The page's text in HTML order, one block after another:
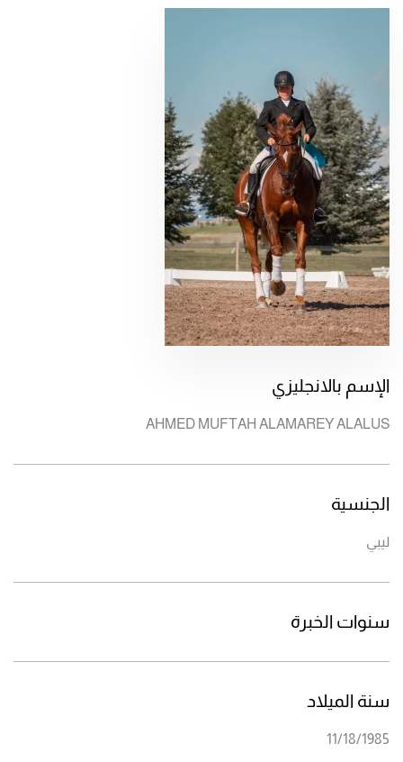
الإسم بالانجليزي
AHMED MUFTAH ALAMAREY ALALUS
الجنسية
ليبي
سنوات الخبرة
سنة الميلاد
11/18/1985